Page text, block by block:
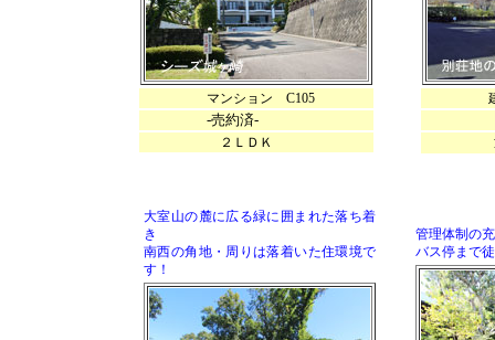
マンション C105
-売約済-
２ＬＤＫ
建物
大室山の麓に広る緑に囲まれた落ち着
き
南西の角地・周りは落着いた住環境で
す！
管理体制の
バス停まで